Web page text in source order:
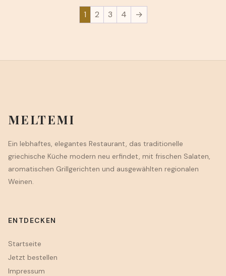
1 2 3 4 →
MELTEMI
Ein lebhaftes, elegantes Restaurant, das traditionelle
griechische Küche modern neu erfindet, mit frischen Salaten,
aromatischen Grillgerichten und ausgewählten regionalen
Weinen.
ENTDECKEN
Startseite
Jetzt bestellen
Impressum